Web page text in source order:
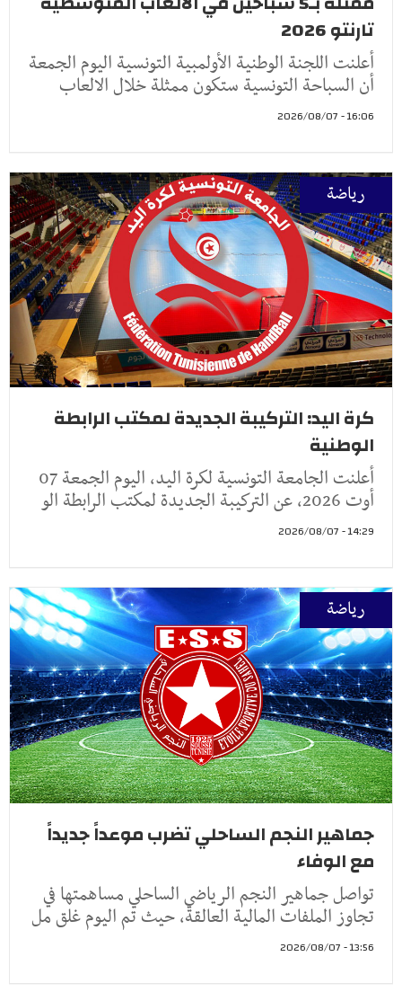
تارنتو 2026
أعلنت اللجنة الوطنية الأولمبية التونسية اليوم الجمعة
أن السباحة التونسية ستكون ممثلة خلال الالعاب
16:06 - 2026/08/07
رياضة
كرة اليد: التركيبة الجديدة لمكتب الرابطة
الوطنية
أعلنت الجامعة التونسية لكرة اليد، اليوم الجمعة 07
أوت 2026، عن التركيبة الجديدة لمكتب الرابطة الو
14:29 - 2026/08/07
رياضة
جماهير النجم الساحلي تضرب موعداً جديداً
مع الوفاء
تواصل جماهير النجم الرياضي الساحلي مساهمتها في
تجاوز الملفات المالية العالقة، حيث تم اليوم غلق مل
13:56 - 2026/08/07